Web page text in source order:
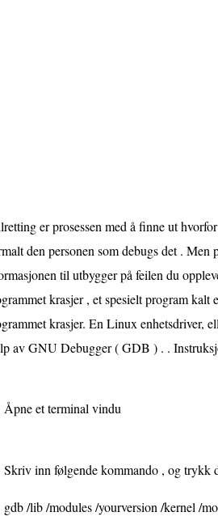
er prosessen med å finne ut
den personen som debugs det .
til utbygger på feilen du
krasjer , et spesielt program
krasjer. En Linux enhetsdriver,
av GNU Debugger ( GDB ) . .
Åpne et terminal vindu
Skriv inn følgende kommando , og trykk
gdb /lib /modules /yourversion /kernel /